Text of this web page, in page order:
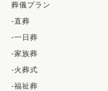
2024年2月
2023年12月
2023年11月
葬儀プラン
-直葬
-一日葬
-家族葬
-火葬式
-福祉葬